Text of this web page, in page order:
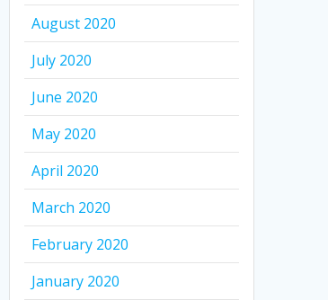
August 2020
July 2020
June 2020
May 2020
April 2020
March 2020
February 2020
January 2020